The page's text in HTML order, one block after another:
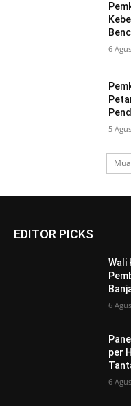
6
5
EDITOR PICKS
Wali
6
per
6